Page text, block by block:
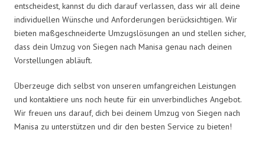
entscheidest, kannst du dich darauf verlassen, dass wir all deine
individuellen Wünsche und Anforderungen berücksichtigen. Wir
bieten maßgeschneiderte Umzugslösungen an und stellen sicher,
dass dein Umzug von Siegen nach Manisa genau nach deinen
Vorstellungen abläuft.
Überzeuge dich selbst von unseren umfangreichen Leistungen
und kontaktiere uns noch heute für ein unverbindliches Angebot.
Wir freuen uns darauf, dich bei deinem Umzug von Siegen nach
Manisa zu unterstützen und dir den besten Service zu bieten!